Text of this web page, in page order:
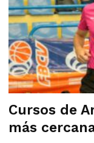
Cursos de
más